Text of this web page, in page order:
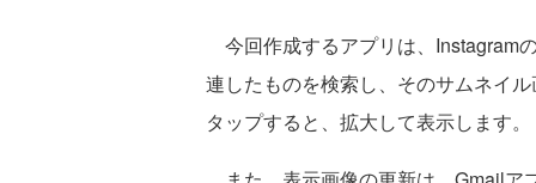
今回作成するアプリは、Instagram
連したものを検索し、そのサムネイ
タップすると、拡大して表示します。